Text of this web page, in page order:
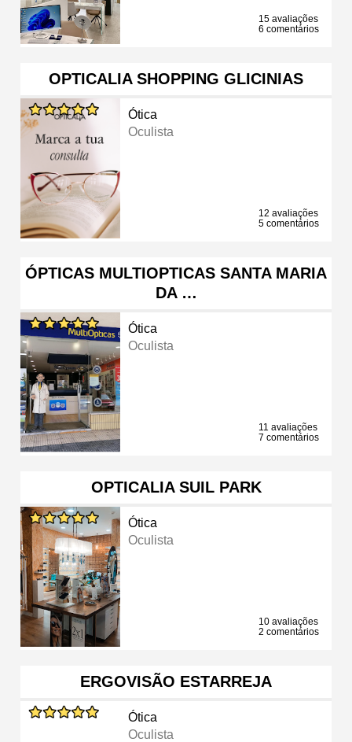
15 avaliações
6 comentários
OPTICALIA SHOPPING GLICINIAS
Ótica
Oculista
12 avaliações
5 comentários
ÓPTICAS MULTIOPTICAS SANTA MARIA
DA …
Ótica
Oculista
11 avaliações
7 comentários
OPTICALIA SUIL PARK
Ótica
Oculista
10 avaliações
2 comentários
ERGOVISÃO ESTARREJA
Ótica
Oculista